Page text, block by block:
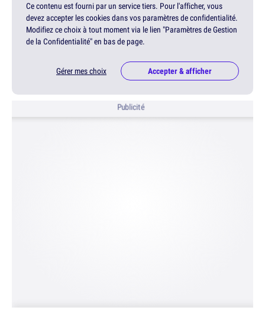
Ce contenu est fourni par un service tiers. Pour l'afficher, vous
devez accepter les cookies dans vos paramètres de confidentialité.
Modifiez ce choix à tout moment via le lien "Paramètres de Gestion
de la Confidentialité" en bas de page.
Gérer mes choix Accepter & afficher
Publicité